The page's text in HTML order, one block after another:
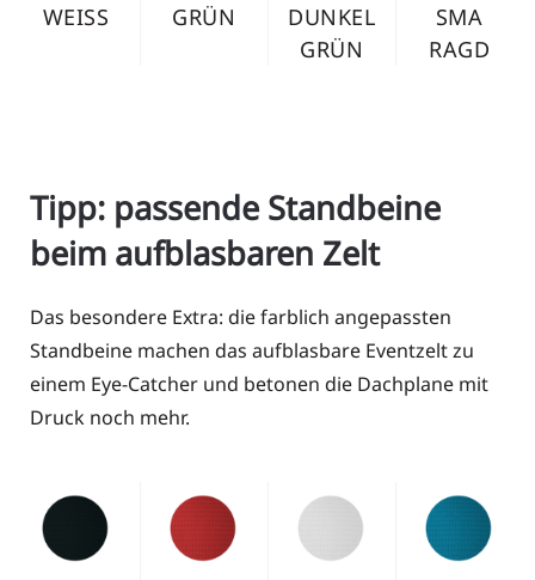
WEISS GRÜN
DUNKEL
GRÜN
SMA
RAGD
Tipp: passende Standbeine
beim aufblasbaren Zelt
Das besondere Extra: die farblich angepassten
Standbeine machen das aufblasbare Eventzelt zu
einem Eye-Catcher und betonen die Dachplane mit
Druck noch mehr.